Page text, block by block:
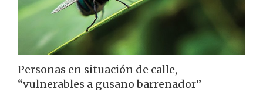
Personas en situación de calle,
“vulnerables a gusano barrenador”